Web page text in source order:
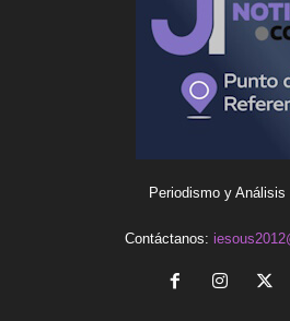
Periodismo y Análisis
Contáctanos: